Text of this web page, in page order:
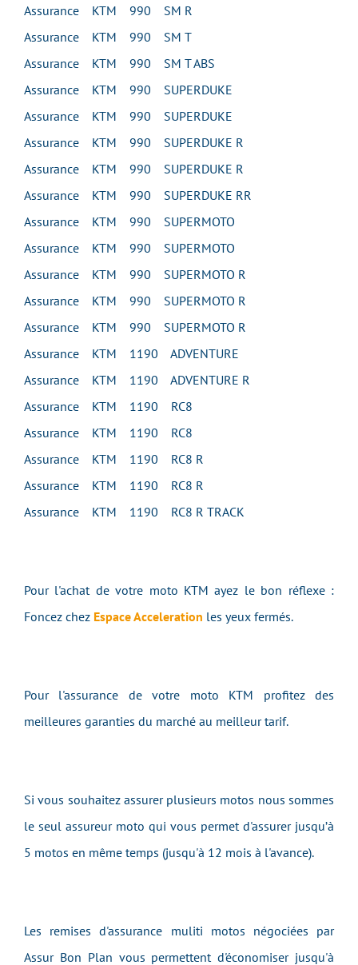
Assurance KTM 990 SM R
Assurance KTM 990 SM T
Assurance KTM 990 SM T ABS
Assurance KTM 990 SUPERDUKE
Assurance KTM 990 SUPERDUKE
Assurance KTM 990 SUPERDUKE R
Assurance KTM 990 SUPERDUKE R
Assurance KTM 990 SUPERDUKE RR
Assurance KTM 990 SUPERMOTO
Assurance KTM 990 SUPERMOTO
Assurance KTM 990 SUPERMOTO R
Assurance KTM 990 SUPERMOTO R
Assurance KTM 990 SUPERMOTO R
Assurance KTM 1190 ADVENTURE
Assurance KTM 1190 ADVENTURE R
Assurance KTM 1190 RC8
Assurance KTM 1190 RC8
Assurance KTM 1190 RC8 R
Assurance KTM 1190 RC8 R
Assurance KTM 1190 RC8 R TRACK
Pour l'achat de votre moto KTM ayez le bon réflexe :
Foncez chez Espace Acceleration les yeux fermés.
Pour l'assurance de votre moto KTM profitez des
meilleures garanties du marché au meilleur tarif.
Si vous souhaitez assurer plusieurs motos nous sommes
le seul assureur moto qui vous permet d'assurer jusqu’à
5 motos en même temps (jusqu'à 12 mois à l'avance).
Les remises d'assurance muliti motos négociées par
Assur Bon Plan vous permettent d'économiser jusqu'à